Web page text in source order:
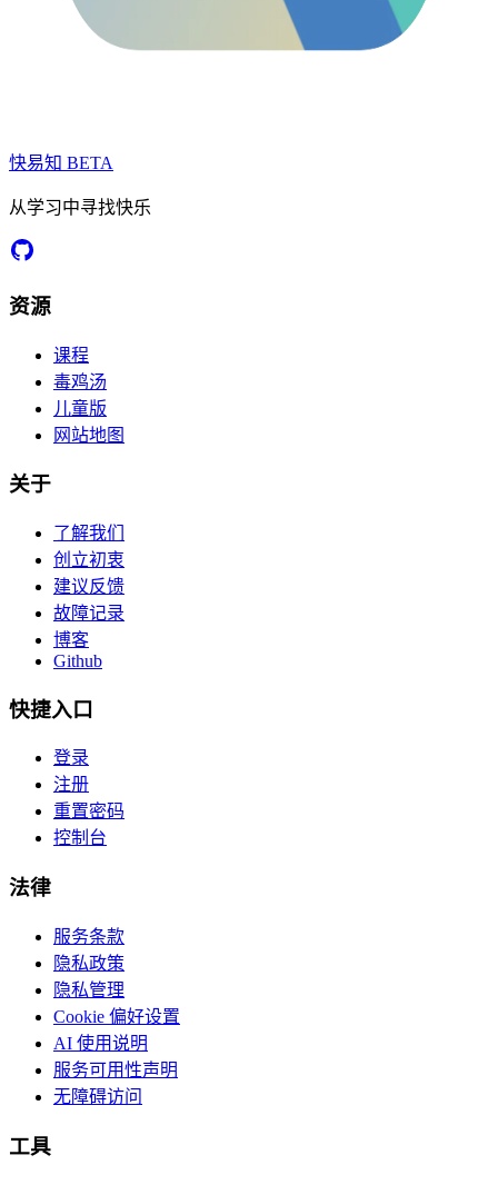
快易知 BETA
从学习中寻找快乐
资源
课程
毒鸡汤
儿童版
网站地图
关于
了解我们
创立初衷
建议反馈
故障记录
博客
Github
快捷入口
登录
注册
重置密码
控制台
法律
服务条款
隐私政策
隐私管理
Cookie 偏好设置
AI 使用说明
服务可用性声明
无障碍访问
工具